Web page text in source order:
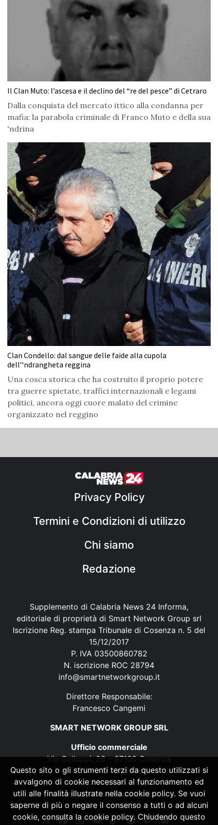
Il Clan Muto: l’ascesa e il declino del “re del pesce” di Cetraro
Dalla conquista del mercato ittico alla condanna per
mafia: la parabola criminale di Franco Muto e della sua
'ndrina
Clan Condello: dal sangue delle faide alla cupola
dell’‘ndrangheta reggina
Una cosca storica che ha costruito il proprio potere
tra guerre spietate, traffici internazionali e legami
politici, ancora oggi cuore malato del crimine
organizzato nel reggino
Privacy Policy
Termini e Condizioni di utilizzo
Chi siamo
Redazione
Supplemento di Calabria News 24 Informa,
editoriale di proprietà di Smart Network Group srl
Iscrizione Reg. stampa Tribunale di Cosenza n. 5 del
15/12/2017
P. IVA 03500860782
N. iscrizione ROC 28794
info@smartnetworkgroup.it
Direttore Responsabile:
Francesco Cangemi
SMART NETWORK GROUP SRL
Ufficio commerciale
Via Galluppi, 26 – 87100 Cosenza
P. IVA 03500860782
N. iscrizione ROC 28794
info@smartnetworkgroup.it
Questo sito o gli strumenti terzi da questo utilizzati si
avvalgono di cookie necessari al funzionamento ed
utili alle finalità illustrate nella cookie policy. Se vuoi
saperne di più o negare il consenso a tutti o ad alcuni
cookie, consulta la cookie policy. Chiudendo questo